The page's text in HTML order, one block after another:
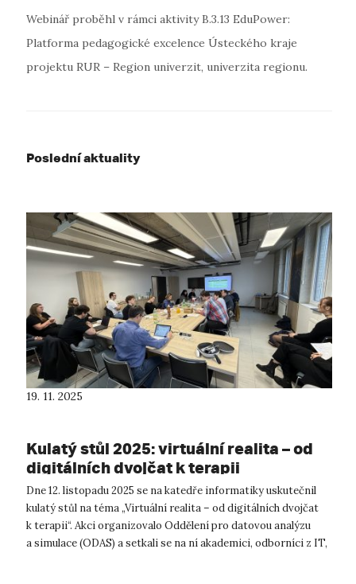
Webinář proběhl v rámci aktivity B.3.13 EduPower:
Platforma pedagogické excelence Ústeckého kraje
projektu RUR – Region univerzit, univerzita regionu.
Poslední aktuality
19. 11. 2025
Kulatý stůl 2025: virtuální realita – od
digitálních dvojčat k terapii
Dne 12. listopadu 2025 se na katedře informatiky uskutečnil
kulatý stůl na téma „Virtuální realita – od digitálních dvojčat
k terapii“. Akci organizovalo Oddělení pro datovou analýzu
a simulace (ODAS) a setkali se na ní akademici, odborníci z IT,